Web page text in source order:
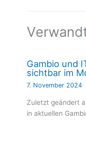
Gambio und
sichtbar im
7. November 2024
Zuletzt geändert
in aktuellen